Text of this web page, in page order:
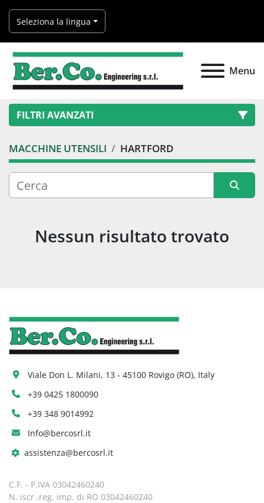
Seleziona la lingua
Menu
FILTRI AVANZATI
Categoria
Produttore
Modello
MACCHINE UTENSILI HARTFORD
Nessun risultato trovato
Viale Don L. Milani, 13 - 45100 Rovigo (RO), Italy
+39 0425 1800090
+39 348 9014992
Info@bercosrl.it
assistenza@bercosrl.it
C.F. - P.IVA 03042460240
N. iscr .reg. imp. di RO 03042460240